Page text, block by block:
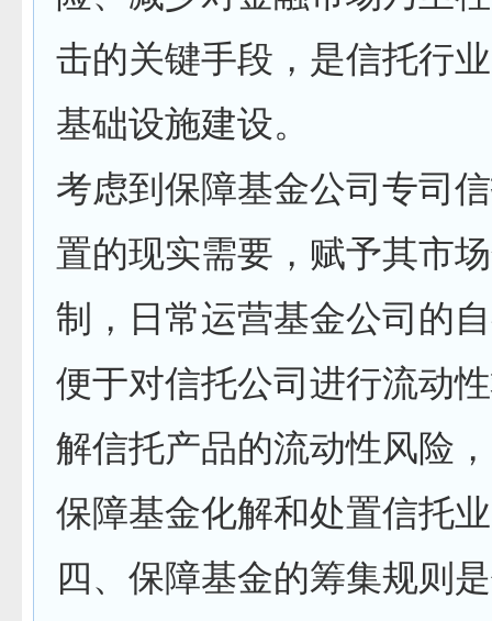
击的关键手段，是信托行
基础设施建设。
考虑到保障基金公司专司
置的现实需要，赋予其市
制，日常运营基金公司的
便于对信托公司进行流动
解信托产品的流动性风险
保障基金化解和处置信托
四、保障基金的筹集规则